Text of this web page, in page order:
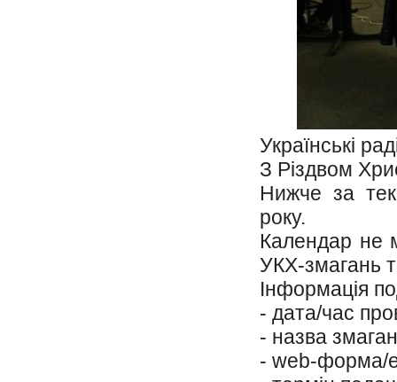
Українські
З Різдвом
Нижче за
року.
Календар не
УКХ-змагань
Інформація
- дата/час
- назва
- web-форма/